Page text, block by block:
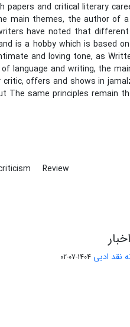
and critical literary
themes, the author of
have noted that
is a hobby which is based
and loving tone, as
language and writing, the
offers and shows in
same principles remain
Review
نقد ادبی 1404-07-02